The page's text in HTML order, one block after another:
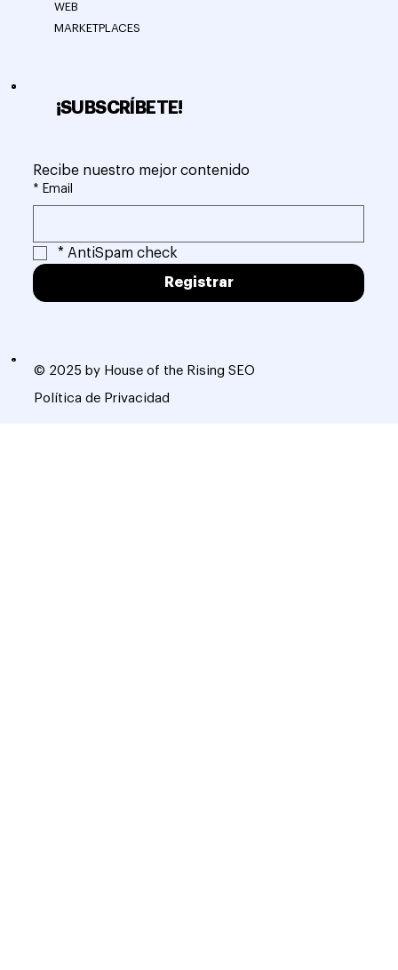
© 2025 by House of the Rising SEO
Política de Privacidad
¡SUBSCRÍBETE!
Recibe nuestro mejor contenido
* Email
* AntiSpam check
Registrar
WEB
MARKETPLACES